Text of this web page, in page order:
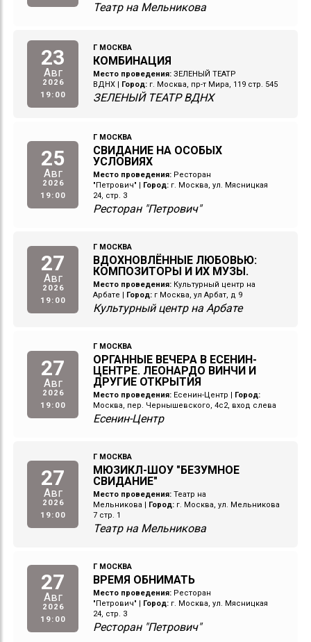
Театр на Мельникова
23
Авг
2026
19:00
Г МОСКВА
КОМБИНАЦИЯ
Место проведения: ЗЕЛЕНЫЙ ТЕАТР
ВДНХ | Город: г. Москва, пр-т Мира, 119 стр. 545
ЗЕЛЕНЫЙ ТЕАТР ВДНХ
25
Авг
2026
19:00
Г МОСКВА
СВИДАНИЕ НА ОСОБЫХ
УСЛОВИЯХ
Место проведения: Ресторан
"Петрович"
Город: г. Москва, ул. Мясницкая
24, стр. 3
Ресторан "Петрович"
27
Авг
2026
19:00
Г МОСКВА
ВДОХНОВЛЁННЫЕ ЛЮБОВЬЮ:
КОМПОЗИТОРЫ И ИХ МУЗЫ.
Место проведения: Культурный центр на
Арбате
Город: г Москва, ул Арбат, д 9
Культурный центр на Арбате
27
Авг
2026
19:00
Г МОСКВА
ОРГАННЫЕ ВЕЧЕРА В ЕСЕНИН-
ЦЕНТРЕ. ЛЕОНАРДО ВИНЧИ И
ДРУГИЕ ОТКРЫТИЯ
Место проведения: Есенин-Центр
Город:
Москва, пер. Чернышевского, 4с2, вход слева
Есенин-Центр
27
Авг
2026
19:00
Г МОСКВА
МЮЗИКЛ-ШОУ "БЕЗУМНОЕ
СВИДАНИЕ"
Место проведения: Театр на
Мельникова
Город: г. Москва, ул. Мельникова
7 стр. 1
Театр на Мельникова
27
Авг
2026
19:00
Г МОСКВА
ВРЕМЯ ОБНИМАТЬ
Место проведения: Ресторан
"Петрович"
Город: г. Москва, ул. Мясницкая
24, стр. 3
Ресторан "Петрович"